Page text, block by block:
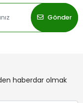
Gönder
haberdar olmak